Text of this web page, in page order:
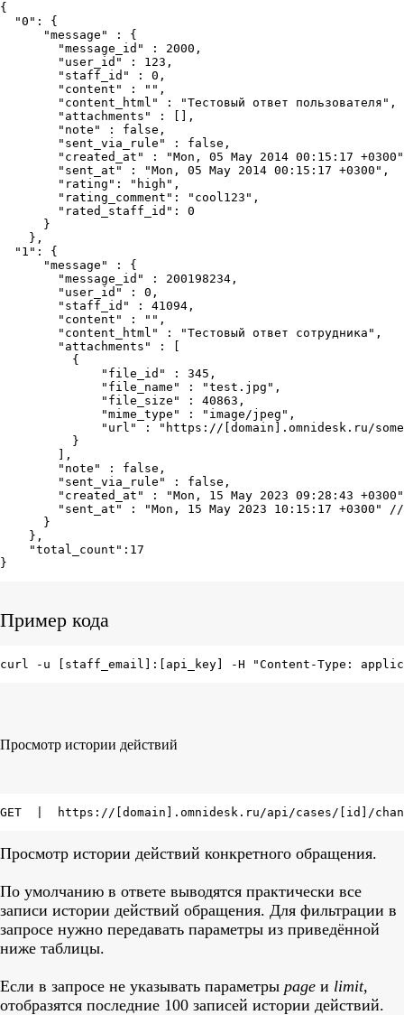
{
  "0": {
      "message" : {
        "message_id" : 2000,
        "user_id" : 123,
        "staff_id" : 0,
        "content" : "",
        "content_html" : "Тестовый ответ пользователя",
        "attachments" : [],
        "note" : false,
        "sent_via_rule" : false,
"created_at" : "Mon, 05 May 2014 00:15:17
        "sent_at" : "Mon, 05 May 2014 00:15:17 +0300",
        "rating": "high",
        "rating_comment": "cool123",
        "rated_staff_id": 0
      }
    },
  "1": {
      "message" : {
        "message_id" : 200198234,
        "user_id" : 0,
        "staff_id" : 41094,
        "content" : "",
        "content_html" : "Тестовый ответ сотрудника",
        "attachments" : [
          {
              "file_id" : 345,
              "file_name" : "test.jpg",
              "file_size" : 40863,
              "mime_type" : "image/jpeg",
"url" : "https://[domain].omnidesk.ru/
          }
        ],
        "note" : false,
        "sent_via_rule" : false,
"created_at" : "Mon, 15 May 2023 09:28:43
"sent_at" : "Mon, 15 May 2023 10:15:17 +0300"
      }
    },
    "total_count":17
}
Пример кода
curl -u [staff_email]:[api_key] -H "Content-Type:
Просмотр истории действий
GET  |  https://[domain].omnidesk.ru/api/cases/[id]/
Просмотр истории действий конкретного обращения.
По умолчанию в ответе выводятся практически все
записи истории действий обращения. Для фильтрации в
запросе нужно передавать параметры из приведённой
ниже таблицы.
Если в запросе не указывать параметры page и limit,
отобразятся последние 100 записей истории действий.